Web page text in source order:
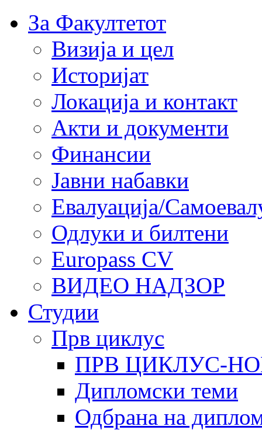
За Факултетот
Визија и цел
Историјат
Локација и контакт
Акти и документи
Финансии
Јавни набавки
Евалуација/
Одлуки и билтени
Europass CV
ВИДЕО НАДЗОР
Студии
Прв циклус
ПРВ ЦИКЛУС-
Дипломски теми
Одбрана на